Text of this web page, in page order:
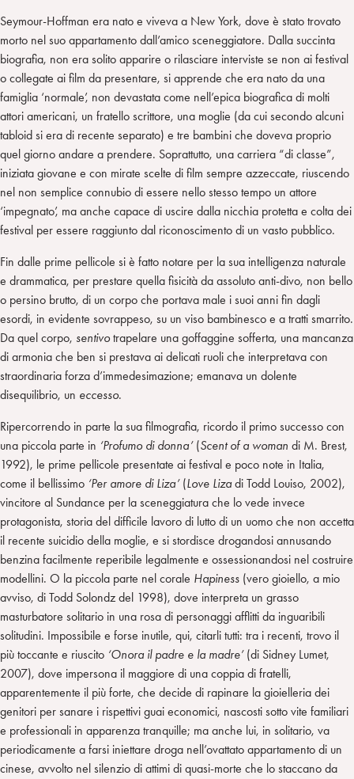
Seymour-Hoffman era nato e viveva a New York, dove è stato trovato
morto nel suo appartamento dall’amico sceneggiatore. Dalla succinta
biografia, non era solito apparire o rilasciare interviste se non ai festival
o collegate ai film da presentare, si apprende che era nato da una
famiglia ‘normale’, non devastata come nell’epica biografica di molti
attori americani, un fratello scrittore, una moglie (da cui secondo alcuni
tabloid si era di recente separato) e tre bambini che doveva proprio
quel giorno andare a prendere. Soprattutto, una carriera “di classe”,
iniziata giovane e con mirate scelte di film sempre azzeccate, riuscendo
nel non semplice connubio di essere nello stesso tempo un attore
‘impegnato’, ma anche capace di uscire dalla nicchia protetta e colta dei
festival per essere raggiunto dal riconoscimento di un vasto pubblico.
Fin dalle prime pellicole si è fatto notare per la sua intelligenza naturale
e drammatica, per prestare quella fisicità da assoluto anti-divo, non bello
o persino brutto, di un corpo che portava male i suoi anni fin dagli
esordi, in evidente sovrappeso, su un viso bambinesco e a tratti smarrito.
Da quel corpo, sentivotrapelare una goffaggine sofferta, una mancanza
di armonia che ben si prestava ai delicati ruoli che interpretava con
straordinaria forza d’immedesimazione; emanava un dolente
disequilibrio, un eccesso.
Ripercorrendo in parte la sua filmografia, ricordo il primo successo con
una piccola parte in ‘Profumo di donna’ (Scent of a woman di M. Brest,
1992), le prime pellicole presentate ai festival e poco note in Italia,
come il bellissimo ‘Per amore di Liza’ (Love Lizadi Todd Louiso, 2002),
vincitore al Sundance per la sceneggiatura che lo vede invece
protagonista, storia del difficile lavoro di lutto di un uomo che non accetta
il recente suicidio della moglie, e si stordisce drogandosi annusando
benzina facilmente reperibile legalmente e ossessionandosi nel costruire
modellini. O la piccola parte nel corale Hapiness (vero gioiello, a mio
avviso, di Todd Solondz del 1998), dove interpreta un grasso
masturbatore solitario in una rosa di personaggi afflitti da inguaribili
solitudini. Impossibile e forse inutile, qui, citarli tutti: tra i recenti, trovo il
più toccante e riuscito ‘Onora il padre e la madre’(di Sidney Lumet,
2007), dove impersona il maggiore di una coppia di fratelli,
apparentemente il più forte, che decide di rapinare la gioielleria dei
genitori per sanare i rispettivi guai economici, nascosti sotto vite familiari
e professionali in apparenza tranquille; ma anche lui, in solitario, va
periodicamente a farsi iniettare droga nell’ovattato appartamento di un
cinese, avvolto nel silenzio di attimi di quasi-morte che lo staccano da